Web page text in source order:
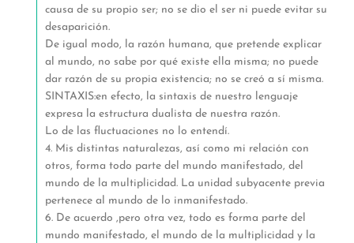
causa de su propio ser; no se dio el ser ni puede evitar su
desaparición.
De igual modo, la razón humana, que pretende explicar
al mundo, no sabe por qué existe ella misma; no puede
dar razón de su propia existencia; no se creó a sí misma.
SINTAXIS:en efecto, la sintaxis de nuestro lenguaje
expresa la estructura dualista de nuestra razón.
Lo de las fluctuaciones no lo entendí.
4. Mis distintas naturalezas, así como mi relación con
otros, forma todo parte del mundo manifestado, del
mundo de la multiplicidad. La unidad subyacente previa
pertenece al mundo de lo inmanifestado.
6. De acuerdo ,pero otra vez, todo es forma parte del
mundo manifestado, el mundo de la multiplicidad y la